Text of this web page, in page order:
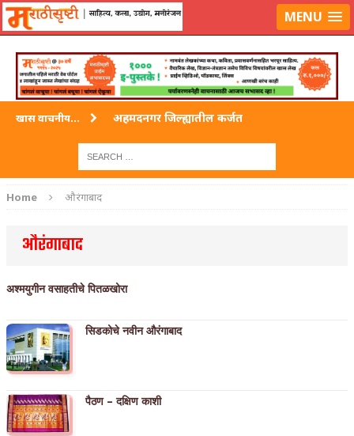
लॉग-इन करा|लेखक नोंदणी करा MENU
खास वाचनीय... अहमदनगर जिल्ह्यातील कर्जत
अहमदपूर – लातूर जिल्ह्यातील महत्त्वाचे शहर
Home औरंगाबाद
औरंगाबाद
अश्मयुगीन वसाहतीचे पितळखोरा
सिडकोचे नवीन औरंगाबाद
पैठण – दक्षिण काशी